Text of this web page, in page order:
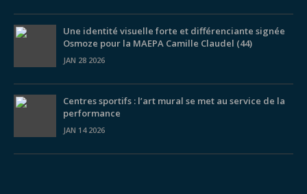
Une identité visuelle forte et différenciante signée
Osmoze pour la MAEPA Camille Claudel (44)
JAN 28 2026
Centres sportifs : l’art mural se met au service de la
performance
JAN 14 2026